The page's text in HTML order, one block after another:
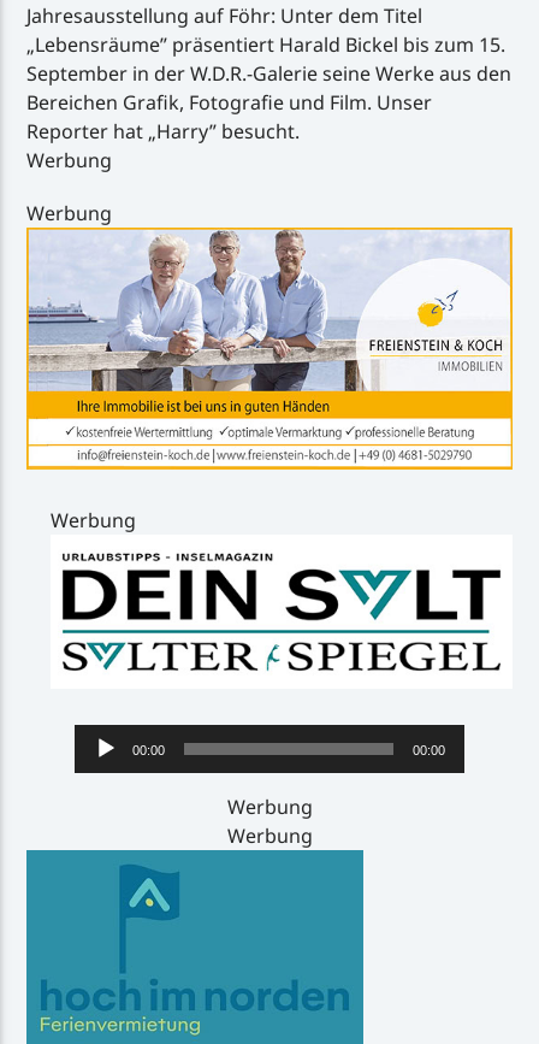
Jahresausstellung auf Föhr: Unter dem Titel
„Lebensräume” präsentiert Harald Bickel bis zum 15.
September in der W.D.R.-Galerie seine Werke aus den
Bereichen Grafik, Fotografie und Film. Unser
Reporter hat „Harry” besucht.
Werbung
Werbung
Werbung
Audio-
Player
00:00 00:00
Werbung
Werbung